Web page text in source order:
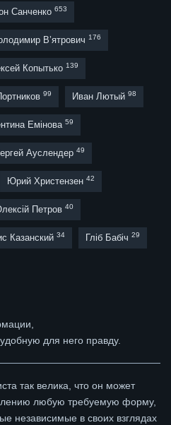
Санченко 653
В’ятрович 176
Копытько 139
99 Иван Лютый 98
Емінова 59
Ауслендер 49
Юрий Христензен 42
Петров 40
Казанский 34 Гліб Бабіч 29
для него правду.
так велика, что он может
любую требуемую форму,
независимые в своих взглядах